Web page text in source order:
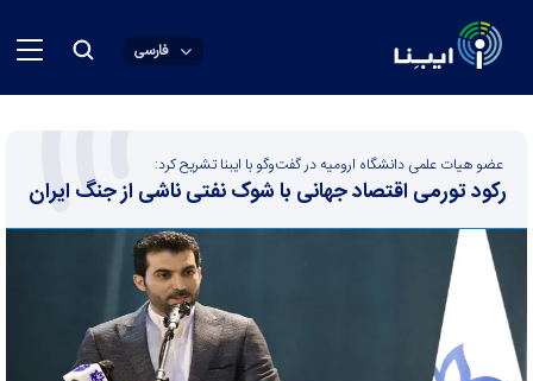
فارسی
عضو هیات علمی دانشگاه ارومیه در گفت‌و‌گو با ایبنا تشریح کرد:
رکود تورمی اقتصاد جهانی با شوک نفتی ناشی از جنگ ایران